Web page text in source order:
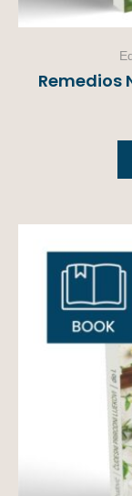
Remedios